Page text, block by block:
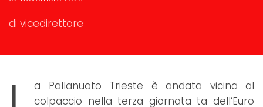
di vicedirettore
a Pallanuoto Trieste è andata vicina al
colpaccio nella terza giornata ta dell’Euro